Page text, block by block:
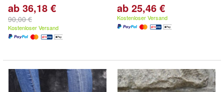
ab 36,18 €
90,00 €
Kostenloser Versand
ab 25,46 €
Kostenloser Versand